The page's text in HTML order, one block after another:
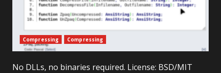
Compressing Compressing
No DLLs, no binaries required. License: BSD/MIT